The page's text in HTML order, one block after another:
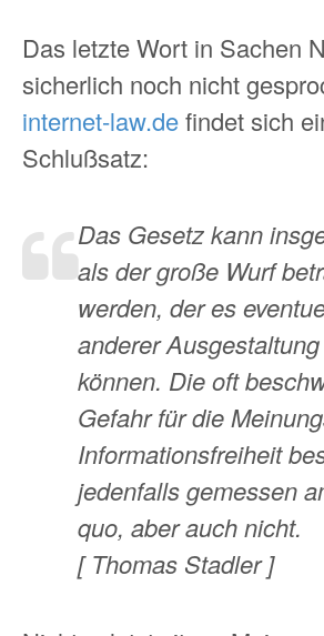
Das letzte Wort in Sachen
sicherlich noch nicht
internet-law.defindet sich
Schlußsatz:
Das Gesetz kann
als der große Wurf
werden, der es
anderer
können. Die oft
Gefahr für die
Informationsfreiheit
jedenfalls gemessen
quo, aber auch nicht.
[ Thomas Stadler ]